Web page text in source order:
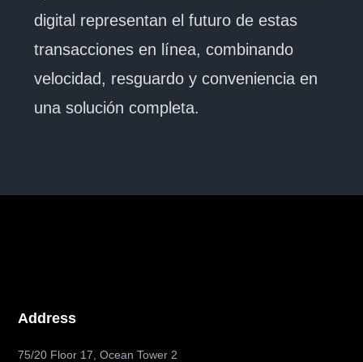
digital representan el futuro de estas
transacciones en línea, combinando
velocidad, resguardo y conveniencia en
una solución completa.
Address
75/20 Floor 17, Ocean Tower 2